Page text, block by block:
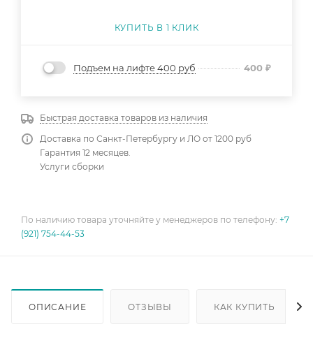
КУПИТЬ В 1 КЛИК
Подъем на лифте 400 руб 400 ₽
Быстрая доставка товаров из наличия
Доставка по Санкт-Петербургу и ЛО от 1200 руб
Гарантия 12 месяцев.
Услуги сборки
По наличию товара уточняйте у менеджеров по телефону: +7
(921) 754-44-53
ОПИСАНИЕ ОТЗЫВЫ КАК КУПИТЬ